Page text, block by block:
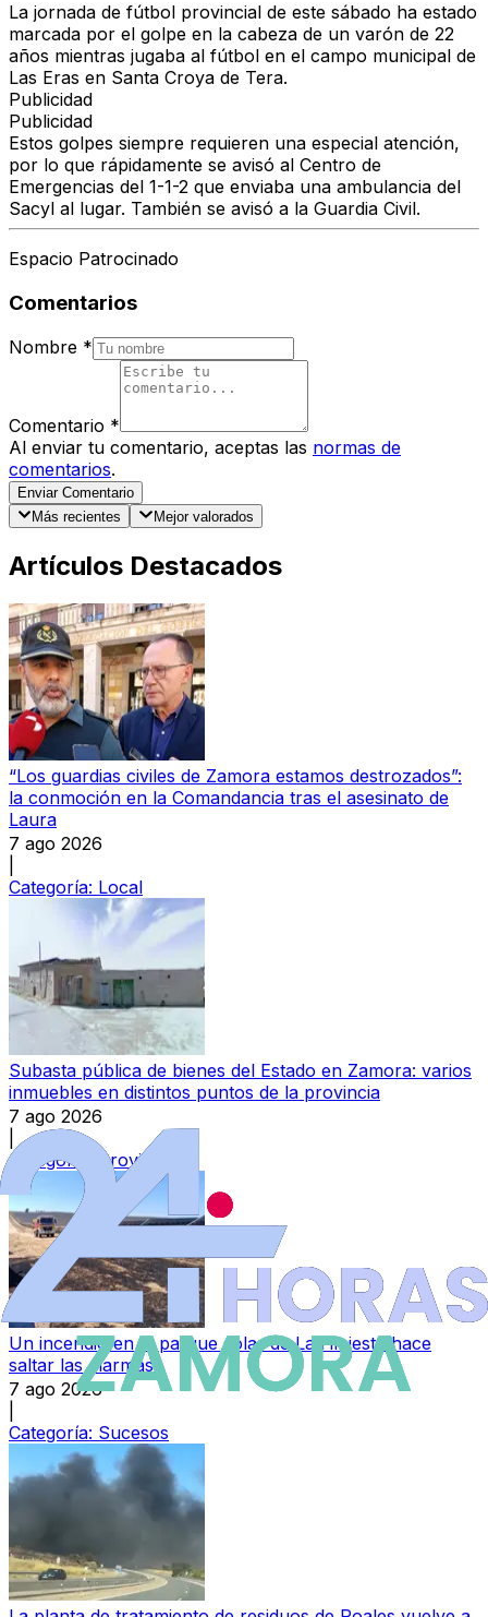
La jornada de fútbol provincial de este sábado ha estado
marcada por el golpe en la cabeza de un varón de 22
años mientras jugaba al fútbol en el campo municipal de
Las Eras en Santa Croya de Tera.
Publicidad
Publicidad
Estos golpes siempre requieren una especial atención,
por lo que rápidamente se avisó al Centro de
Emergencias del 1-1-2 que enviaba una ambulancia del
Sacyl al lugar. También se avisó a la Guardia Civil.
Espacio Patrocinado
Comentarios
Nombre *
Comentario *
Al enviar tu comentario, aceptas las normas de
comentarios.
Enviar Comentario
Más recientes
Mejor valorados
Artículos Destacados
“Los guardias civiles de Zamora estamos destrozados”:
la conmoción en la Comandancia tras el asesinato de
Laura
7 ago 2026
Categoría: Local
Subasta pública de bienes del Estado en Zamora: varios
inmuebles en distintos puntos de la provincia
7 ago 2026
Categoría:
Provincia
Un incendio en el parque solar de La Hiniesta hace
saltar las alarmas
7 ago 2026
Categoría: Sucesos